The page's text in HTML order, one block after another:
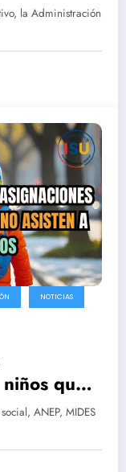
la Administración
NOTICIAS
que
ANEP, MIDES